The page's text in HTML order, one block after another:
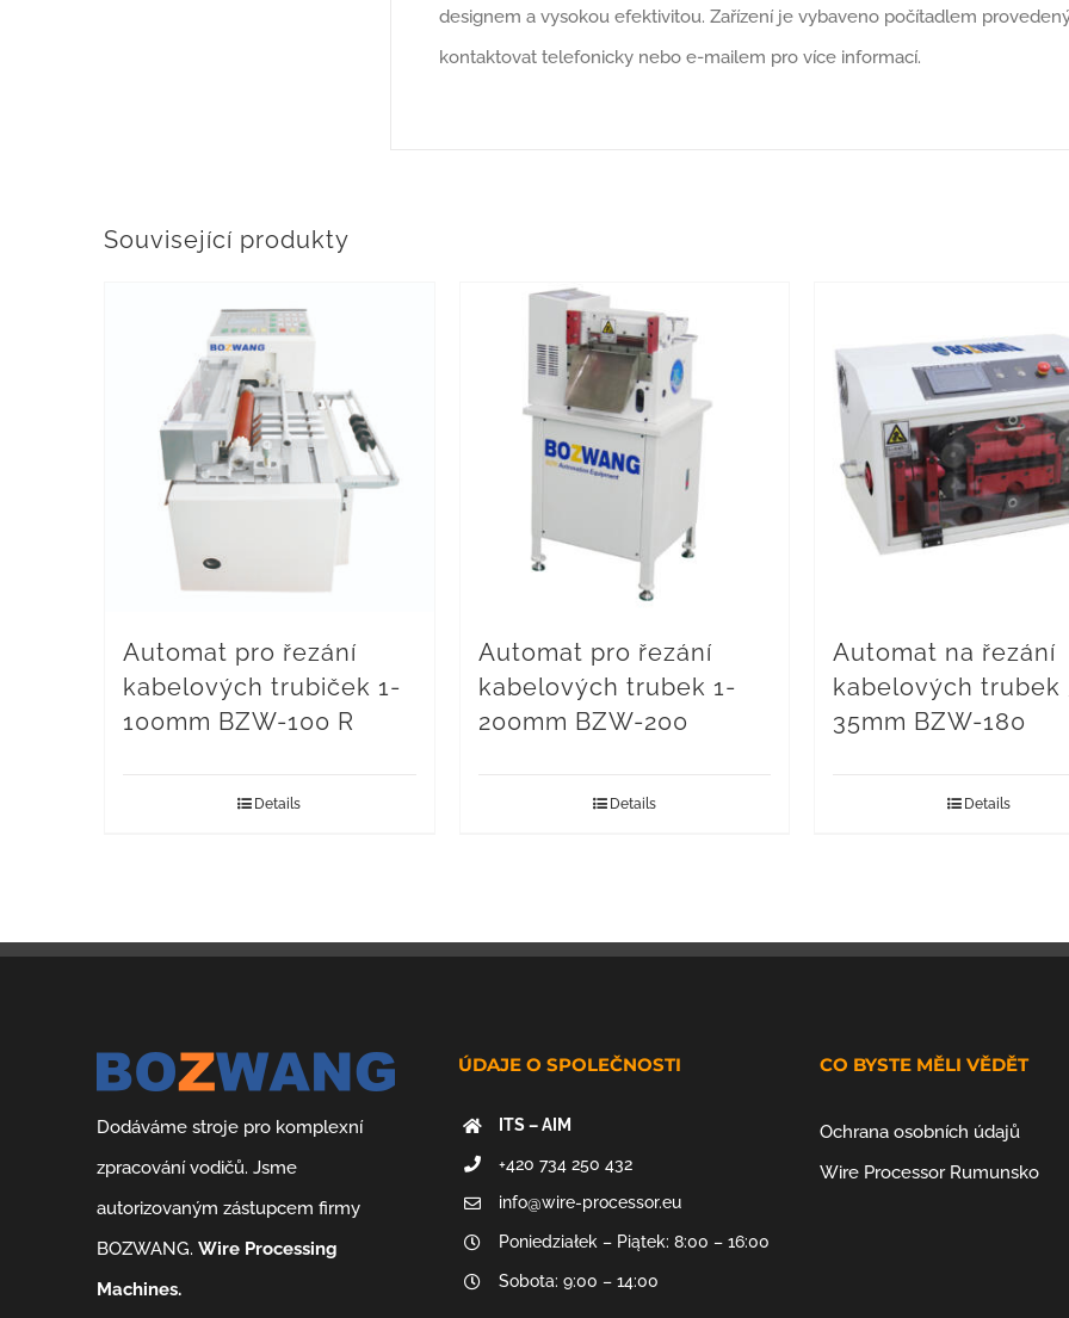
designem a vysokou efektivitou. Zařízení je vybaveno počítadlem
kontaktovat telefonicky nebo e-mailem pro více informací.
Související produkty
Automat pro řezání
kabelových trubiček 1-
100mm BZW-100 R
Details
Automat pro řezání
kabelových trubek 1-
200mm BZW-200
Details
Automat na řezání
kabelových trubek
35mm BZW-180
Details
Dodáváme stroje pro komplexní
zpracování vodičů. Jsme
autorizovaným zástupcem firmy
BOZWANG.Wire Processing
Machines.
ÚDAJE O SPOLEČNOSTI
ITS – AIM
+420 734 250 432
info@wire-processor.eu
Poniedziałek – Piątek: 8:00 – 16:00
Sobota: 9:00 – 14:00
CO BYSTE MĚLI VĚDĚT
Ochrana osobních údajů
Wire Processor Rumunsko